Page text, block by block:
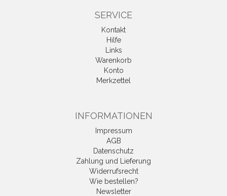
SERVICE
Kontakt
Hilfe
Links
Warenkorb
Konto
Merkzettel
INFORMATIONEN
Impressum
AGB
Datenschutz
Zahlung und Lieferung
Widerrufsrecht
Wie bestellen?
Newsletter